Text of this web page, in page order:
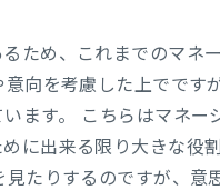
ため、これまでのマネ
向を考慮した上でです
ます。 こちらはマネー
に出来る限り大きな役
たりするのですが、意